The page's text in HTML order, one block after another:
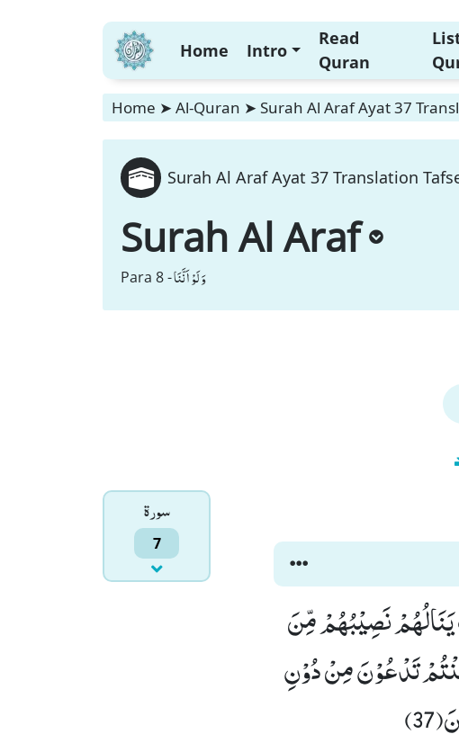
Home Intro
Read
Quran
Home ➤ Al-Quran ➤ Surah Al Araf Ayat 37
Surah Al Araf Ayat 37 Translation
Surah Al Araf
Para 8 -وَ لَوْ اَنَّنَا
سورۃ
7
یَنَالُهُمْ نَصِیْبُهُمْ مِّنَ
تَدْعُوْنَ مِنْ دُوْنِ